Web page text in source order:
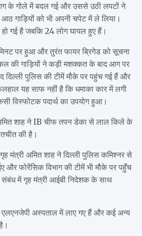
के गोले में बदल गई और उससे उठी लपटों ने
गाड़ियों को भी अपनी चपेट में ले लिया।
गई है जबकि 24 लोग घायल हुए हैं।
पर हुआ और तुरंत फायर ब्रिगेड को सूचना
की गाड़ियों ने कड़ी मशक्कत के बाद आग पर
दिल्ली पुलिस की टीमें मौके पर पहुंच गई हैं और
यह साफ नहीं है कि धमाका कार में लगी
विस्फोटक पदार्थ का उपयोग हुआ।
शाह ने IB चीफ तपन डेका से लाल किले के
की है।
मंत्री अमित शाह ने दिल्ली पुलिस कमिश्नर से
और फोरेंसिक विभाग की टीमें भी मौके पर पहुँच
संबंध में गृह मंत्री आईबी निदेशक के साथ
एलएनजेपी अस्पताल में लाए गए हैं और कई अन्य